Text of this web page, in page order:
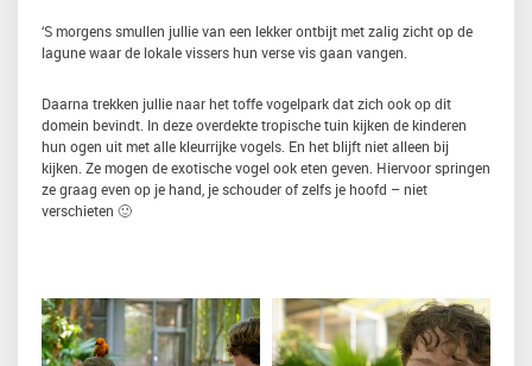
‘S morgens smullen jullie van een lekker ontbijt met zalig zicht op de
lagune waar de lokale vissers hun verse vis gaan vangen.
Daarna trekken jullie naar het toffe vogelpark dat zich ook op dit
domein bevindt. In deze overdekte tropische tuin kijken de kinderen
hun ogen uit met alle kleurrijke vogels. En het blijft niet alleen bij
kijken. Ze mogen de exotische vogel ook eten geven. Hiervoor springen
ze graag even op je hand, je schouder of zelfs je hoofd – niet
verschieten 🙂